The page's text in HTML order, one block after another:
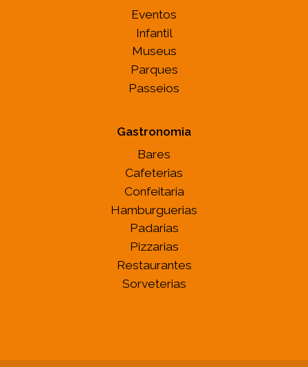
Eventos
Infantil
Museus
Parques
Passeios
Gastronomia
Bares
Cafeterias
Confeitaria
Hamburguerias
Padarias
Pizzarias
Restaurantes
Sorveterias